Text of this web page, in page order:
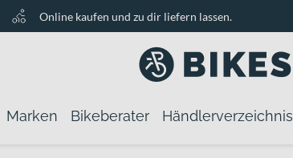
Online kaufen und zu dir liefern lassen.
Marken Bikeberater Händlerverzeichnis